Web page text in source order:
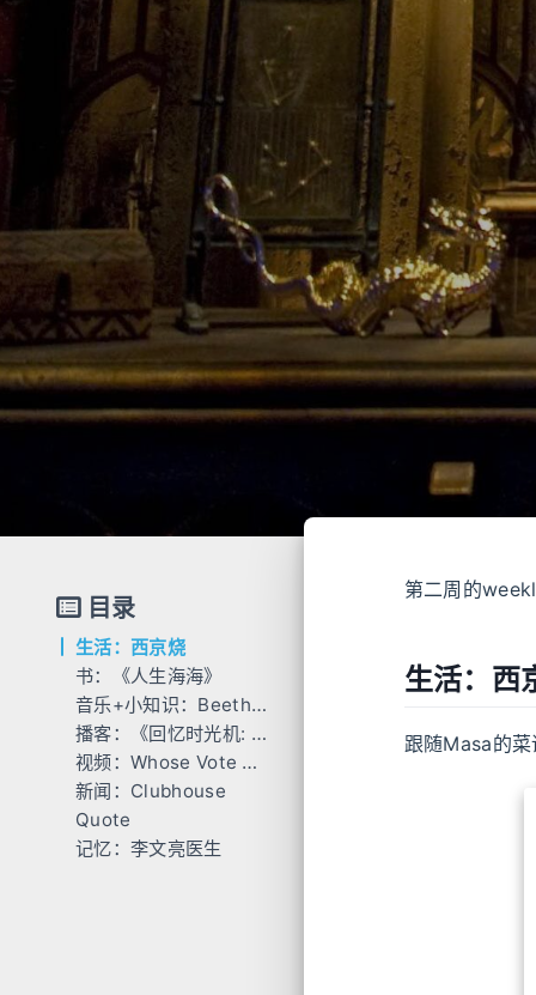
目录
生活：西京烧
书：《人生海海》
音乐+小知识：Beethoven Marmotte
播客：《回忆时光机: 重返1993》
视频：Whose Vote Counts - Explained
新闻：Clubhouse
Quote
记忆：李文亮医生
第二周的
生活：西
跟随Masa的